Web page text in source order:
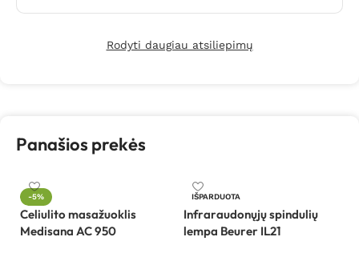
Rodyti daugiau atsiliepimų
Panašios prekės
-5%
Celiulito masažuoklis
Medisana AC 950
IŠPARDUOTA
Infraraudonųjų spindulių
lempa Beurer IL21